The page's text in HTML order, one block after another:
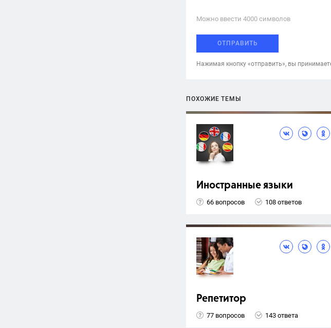
Можно ввести 4000 cимволов
ОТПРАВИТЬ
Нажимая кнопку «отправить», вы
ПОХОЖИЕ ТЕМЫ
Иностранные языки
66 вопросов 108 ответов
Репетитор
77 вопросов 143 ответа